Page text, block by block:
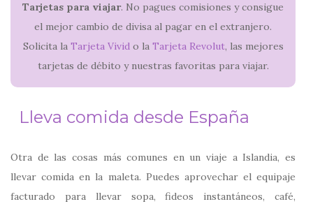
Tarjetas para viajar. No pagues comisiones y consigue
el mejor cambio de divisa al pagar en el extranjero.
Solicita la Tarjeta Vivido la Tarjeta Revolut, las mejores
tarjetas de débito y nuestras favoritas para viajar.
Lleva comida desde España
Otra de las cosas más comunes en un viaje a Islandia, es
llevar comida en la maleta. Puedes aprovechar el equipaje
facturado para llevar sopa, fideos instantáneos, café,